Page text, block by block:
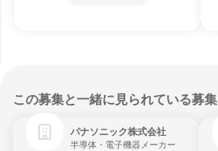
この募集と一緒に見られている募集
パナソニック株式会社
半導体・電子機器メーカー